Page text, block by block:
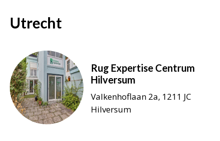
Utrecht
Rug Expertise Centrum
Hilversum
Valkenhoflaan 2a, 1211 JC
Hilversum